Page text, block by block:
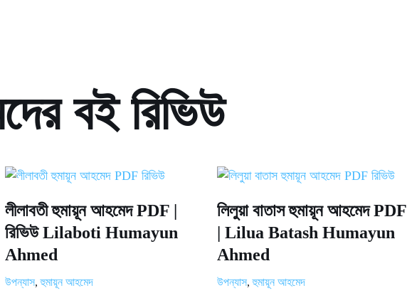
বই রিভিউ
লীলাবতী হুমায়ূন আহমেদ PDF |
রিভিউ Lilaboti Humayun
Ahmed
উপন্যাস,হুমায়ূন আহমেদ
লিলুয়া বাতাস হুমায়ূন আহমেদ PDF
| Lilua Batash Humayun
Ahmed
উপন্যাস,হুমায়ূন আহমেদ